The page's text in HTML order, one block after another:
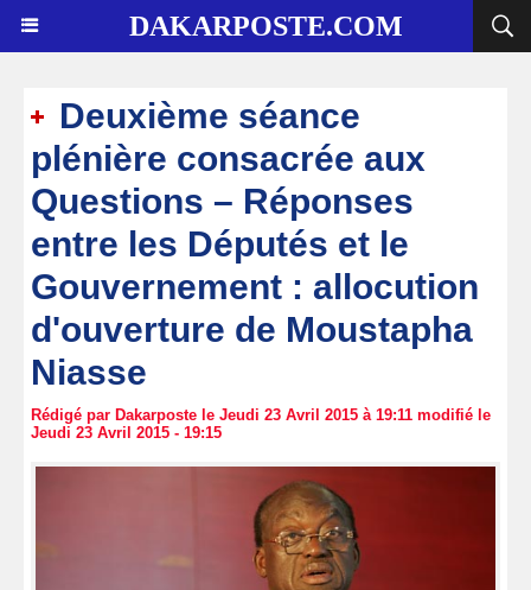
DAKARPOSTE.COM
Deuxième séance
plénière consacrée aux
Questions – Réponses
entre les Députés et le
Gouvernement : allocution
d'ouverture de Moustapha
Niasse
Rédigé par Dakarposte le Jeudi 23 Avril 2015 à 19:11 modifié le
Jeudi 23 Avril 2015 - 19:15